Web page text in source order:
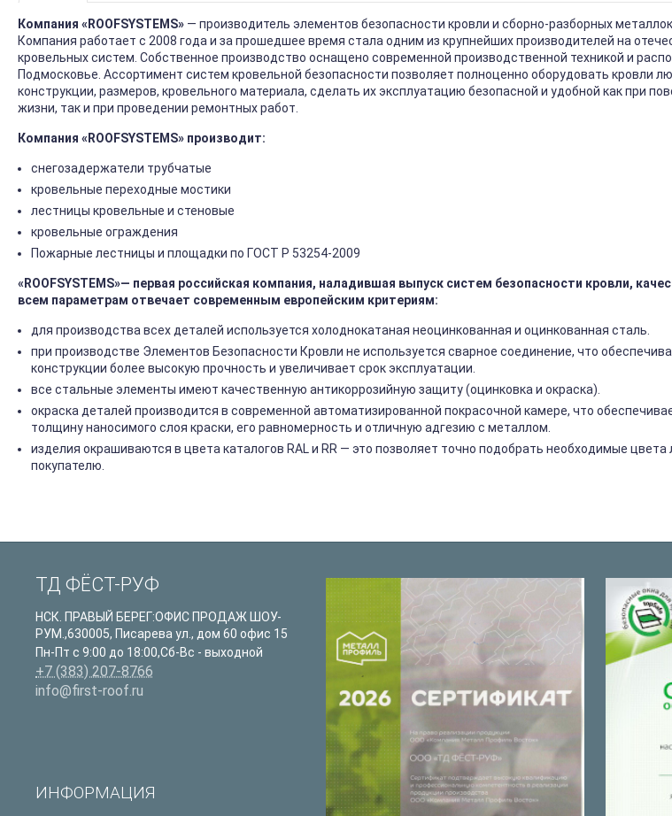
Компания «ROOFSYSTEMS» — производитель элементов безопасности кровли и сборно-разборных
Компания работает с 2008 года и за прошедшее время стала одним из крупнейших производителей на
кровельных систем. Собственное производство оснащено современной производственной техникой и
Подмосковье. Ассортимент систем кровельной безопасности позволяет полноценно оборудовать кровли
конструкции, размеров, кровельного материала, сделать их эксплуатацию безопасной и удобной как при
жизни, так и при проведении ремонтных работ.
Компания «ROOFSYSTEMS» производит:
снегозадержатели трубчатые
кровельные переходные мостики
лестницы кровельные и стеновые
кровельные ограждения
Пожарные лестницы и площадки по ГОСТ Р 53254-2009
«ROOFSYSTEMS»— первая российская компания, наладившая выпуск систем безопасности кровли,
всем параметрам отвечает современным европейским критериям:
для производства всех деталей используется холоднокатаная неоцинкованная и оцинкованная сталь.
при производстве Элементов Безопасности Кровли не используется сварное соединение, что
конструкции более высокую прочность и увеличивает срок эксплуатации.
все стальные элементы имеют качественную антикоррозийную защиту (оцинковка и окраска).
окраска деталей производится в современной автоматизированной покрасочной камере, что
толщину наносимого слоя краски, его равномерность и отличную адгезию с металлом.
изделия окрашиваются в цвета каталогов RAL и RR — это позволяет точно подобрать необходимые
покупателю.
ТД ФЁСТ-РУФ
НСК. ПРАВЫЙ БЕРЕГ:ОФИС ПРОДАЖ ШОУ-
РУМ.,630005, Писарева ул., дом 60 офис 15
Пн-Пт с 9:00 до 18:00,Сб-Вс - выходной
+7 (383) 207-8766
info@first-roof.ru
ИНФОРМАЦИЯ